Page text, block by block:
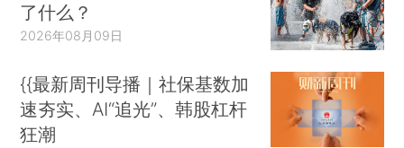
了什么？
2026年08月09日
{{最新周刊导播｜社保基数加
速夯实、AI“追光”、韩股杠杆
狂潮